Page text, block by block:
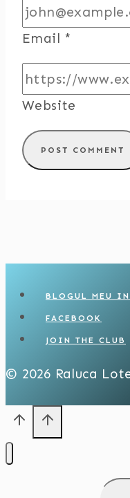
Email *
Website
BLOGUL MEU
FACEBOOK
JOIN THE CLUB
© 2026 Raluca